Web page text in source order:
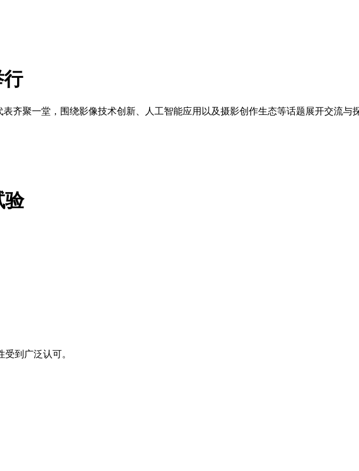
行
齐聚一堂，围绕影像技术创新、人工智能应用以及摄影创作生态等话题展开交流与
验
到广泛认可。